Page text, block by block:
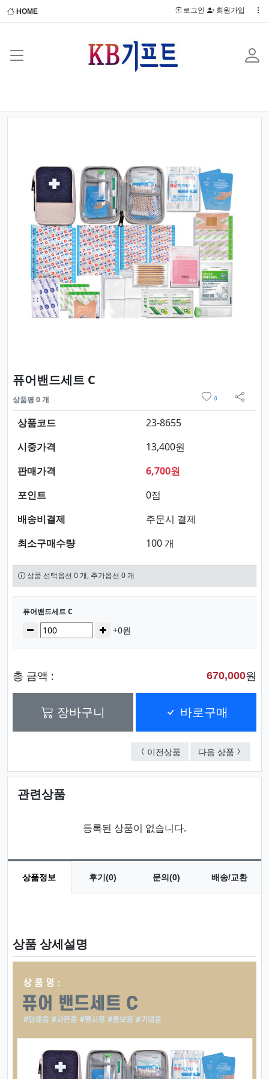
HOME 로그인 회원가입
Previous
퓨어밴드세트 C
상품평 0 개 0
sns 공
상품코드
23-8655
시중가격
13,400원
판매가격
6,700원
포인트
0점
배송비결제
주문시 결제
최소구매수량
100 개
상품 선택옵션 0 개, 추가옵션 0 개
선택된 옵션
퓨어밴드세트 C
수량감소 증가+0원
총 금액 : 670,000원
장바구니 바로구매
이전상품 퓨어밴드세트 D
다음 상품 퓨어밴
관련상품
등록된 상품이 없습니다.
상품정보 후기(0) 문의(0) 배송/교환
상품 상세설명